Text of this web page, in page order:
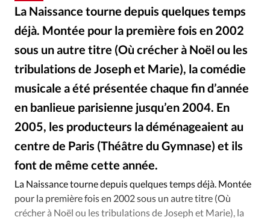
Emploi
Se connecter
Édition: Internationale
RUBRIQUES
Tous les articles
Actualité chrétienne
Actualité internationale
Chronique
Culture
Dossier
Eglises Foi Génération réveil
Monde
Opinions
Publireportage
Relations Aujourd'hui
Société
Tour du monde des Eglises
Trait d'Ixène
Vécu
Vie Intérieure
La Naissance tourne depuis quelques temps
déjà. Montée pour la première fois en 2002
sous un autre titre (Où crécher à Noël ou les
tribulations de Joseph et Marie), la comédie
musicale a été présentée chaque fin d’année
en banlieue parisienne jusqu’en 2004. En
2005, les producteurs la déménageaient au
centre de Paris (Théâtre du Gymnase) et ils
font de même cette année.
La Naissance tourne depuis quelques temps déjà. Montée
pour la première fois en 2002 sous un autre titre (Où
crécher à Noël ou les tribulations de Joseph et Marie), la